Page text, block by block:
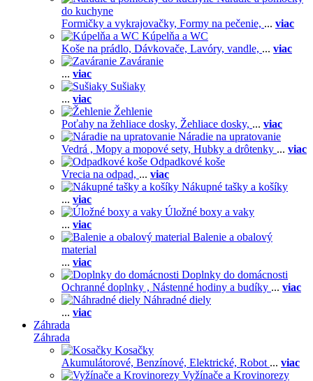
do kuchyne
Formičky a vykrajovačky, Formy na pečenie, ... viac
Kúpelňa a WC
Koše na prádlo, Dávkovače, Lavóry, vandle, ... viac
Zaváranie
... viac
Sušiaky
... viac
Žehlenie
Poťahy na žehliace dosky, Žehliace dosky, ... viac
Náradie na upratovanie
Vedrá , Mopy a mopové sety, Hubky a drôtenky ... viac
Odpadkové koše
Vrecia na odpad, ... viac
Nákupné tašky a košíky
... viac
Úložné boxy a vaky
... viac
Balenie a obalový
material
... viac
Doplnky do domácnosti
Ochranné doplnky , Nástenné hodiny a budíky ... viac
Náhradné diely
... viac
Záhrada
Záhrada
Kosačky
Akumulátorové, Benzínové, Elektrické, Robot ... viac
Vyžínače a Krovinorezy